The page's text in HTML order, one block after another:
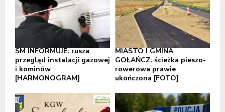
SM INFORMUJE: rusza
przegląd instalacji gazowej
i kominów
[HARMONOGRAM]
MIASTO I GMINA
GOŁAŃCZ: ścieżka pieszo-
rowerowa prawie
ukończona [FOTO]